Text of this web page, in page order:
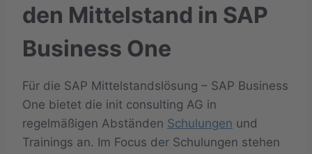
den Mittelstand in SAP
Business One
Für die SAP Mittelstandslösung – SAP Business
One bietet die init consulting AG in
regelmäßigen Abständen Schulungen und
Trainings an. Im Focus der Schulungen stehen